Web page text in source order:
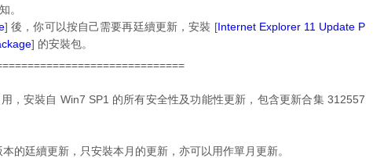
。
] 後，你可以按自己需要再廷續更新，安裝 [Internet Explorer 11 Update P
] 的安裝包。
，安裝自 Win7 SP1 的所有安全性及功能性更新，包含更新合集 312557
的廷續更新，只安裝本月的更新，亦可以用作單月更新。